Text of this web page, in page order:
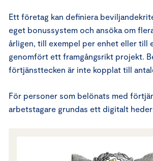
Ett företag kan definiera
eget bonussystem och ansöka om
årligen, till exempel per enhet eller till
genomfört ett framgångsrikt projekt.
förtjänsttecken är inte kopplat till
För personer som belönats med
arbetstagare grundas ett digitalt